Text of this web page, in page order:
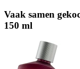
Vaak samen
150 ml